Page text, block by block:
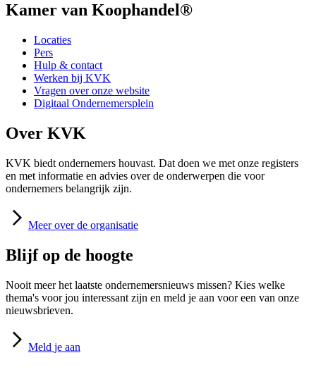
Kamer van Koophandel®
Locaties
Pers
Hulp & contact
Werken bij KVK
Vragen over onze website
Digitaal Ondernemersplein
Over KVK
KVK biedt ondernemers houvast. Dat doen we met onze registers
en met informatie en advies over de onderwerpen die voor
ondernemers belangrijk zijn.
Meer over de organisatie
Blijf op de hoogte
Nooit meer het laatste ondernemersnieuws missen? Kies welke
thema's voor jou interessant zijn en meld je aan voor een van onze
nieuwsbrieven.
Meld je aan